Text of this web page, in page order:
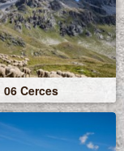
06 Cerces